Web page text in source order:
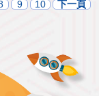
9 10 下一頁